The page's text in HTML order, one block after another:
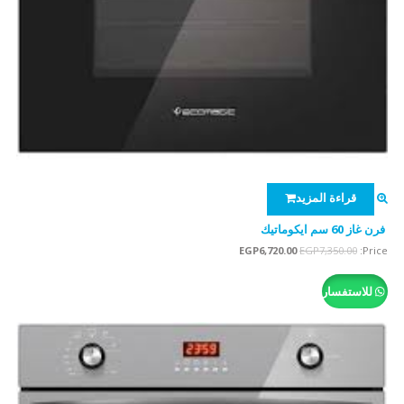
قراءة المزيد
فرن غاز 60 سم ايكوماتيك
Price:
EGP7,350.00
السعر
EGP6,720.00
السعر
للاستفسار